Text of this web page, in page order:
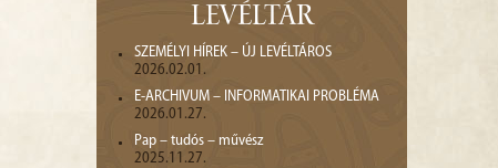
LEVÉLTÁR
SZEMÉLYI HÍREK – ÚJ LEVÉLTÁROS
2026.02.01.
E-ARCHIVUM – INFORMATIKAI PROBLÉMA
2026.01.27.
Pap – tudós – művész
2025.11.27.